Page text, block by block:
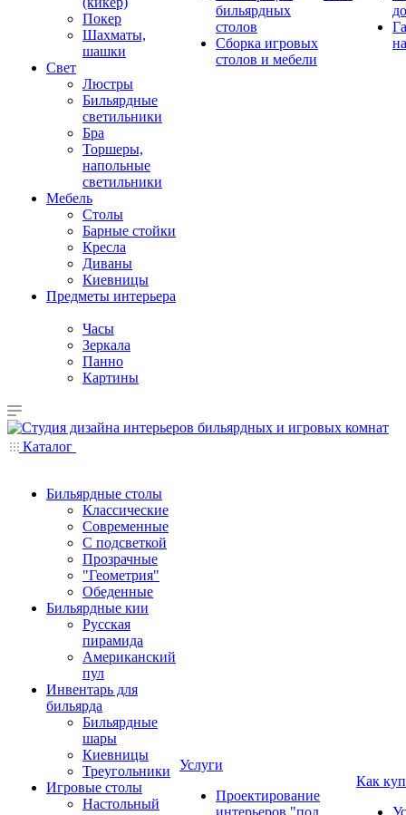
Покер
Шахматы,
шашки
Свет
Люстры
Бильярдные
светильники
Бра
Торшеры,
напольные
светильники
Мебель
Столы
Барные стойки
Кресла
Диваны
Киевницы
Предметы интерьера
Часы
Зеркала
Панно
Картины
бильярдных
столов
Сборка игровых
столов и мебели
Каталог
Бильярдные столы
Классические
Современные
С подсветкой
Прозрачные
"Геометрия"
Обеденные
Бильярдные кии
Русская
пирамида
Американский
пул
Инвентарь для
бильярда
Бильярдные
шары
Киевницы
Треугольники
Игровые столы
Настольный
Услуги
Проектирование
интерьеров "под
Как